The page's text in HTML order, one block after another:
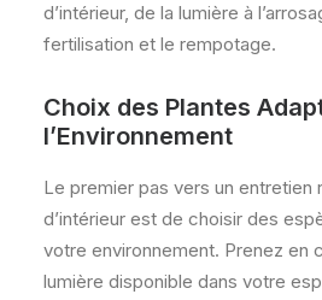
d’intérieur, de la lumière à
fertilisation et le rempotage.
Choix des Plantes
l’Environnement
Le premier pas vers un entretien
d’intérieur est de choisir des
votre environnement. Prenez en
lumière disponible dans votre